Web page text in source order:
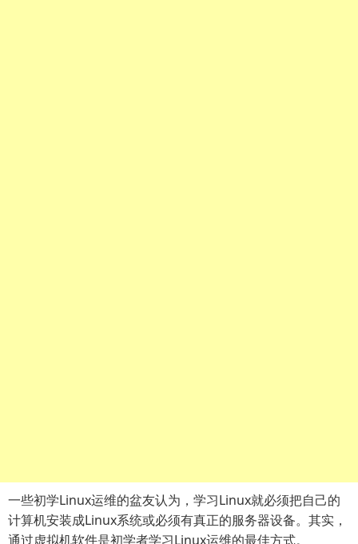
一些初学Linux运维的盆友认为，学习Linux就必须把自己的
计算机安装成Linux系统或必须有真正的服务器设备。其实，
通过虚拟机软件是初学者学习Linux运维的最佳方式。